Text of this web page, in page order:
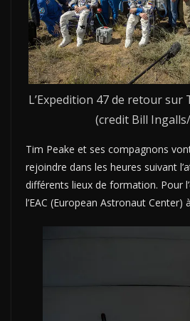
L’Expedition 47 de retour sur
(credit Bill
Tim Peake et ses compagnons
rejoindre dans les heures suivant
différents lieux de formation. Pour
l’EAC (European Astronaut Center)